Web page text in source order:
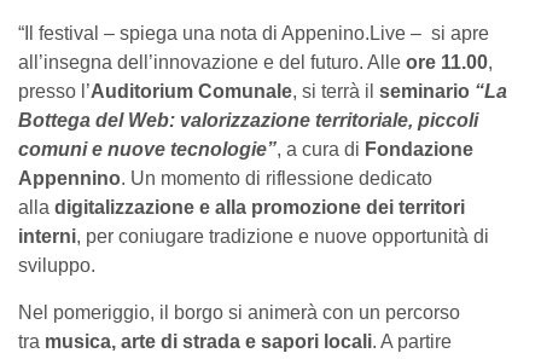
“Il festival – spiega una nota di Appenino.Live – si apre
all’insegna dell’innovazione e del futuro. Alle ore 11.00,
presso l’Auditorium Comunale, si terrà il seminario “La
Bottega del Web: valorizzazione territoriale, piccoli
comuni e nuove tecnologie”, a cura di Fondazione
Appennino. Un momento di riflessione dedicato
alla digitalizzazione e alla promozione dei territori
interni, per coniugare tradizione e nuove opportunità di
sviluppo.
Nel pomeriggio, il borgo si animerà con un percorso
tra musica, arte di strada e sapori locali. A partire